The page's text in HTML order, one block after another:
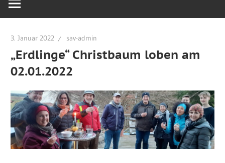
3. Januar 2022 sav-admin
„Erdlinge“ Christbaum loben am
02.01.2022